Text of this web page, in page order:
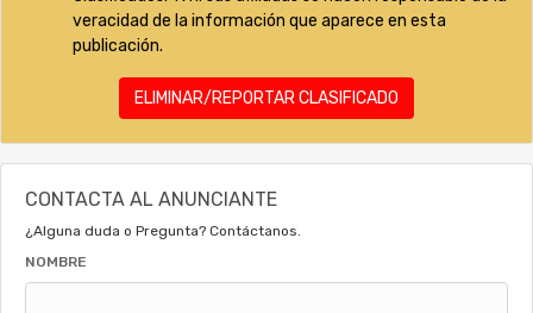
veracidad de la información que aparece en esta
publicación.
ELIMINAR/REPORTAR CLASIFICADO
CONTACTA AL ANUNCIANTE
¿Alguna duda o Pregunta? Contáctanos.
NOMBRE